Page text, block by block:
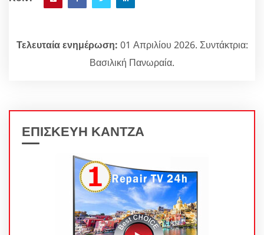
Τελευταία ενημέρωση: 01 Απριλίου 2026. Συντάκτρια:
Βασιλική Πανωραία.
ΕΠΙΣΚΕΥΗ ΚΑΝΤΖΑ